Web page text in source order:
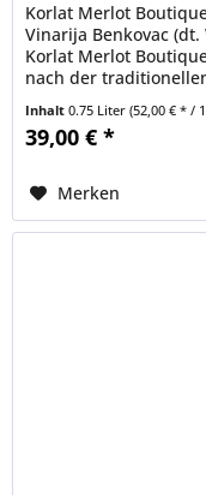
Korlat Merlot
Vinarija Benkovac
Korlat Merlot
nach der
Rebstock...
Inhalt0.75 Liter(52,00 € * /
39,00 € *
Merken